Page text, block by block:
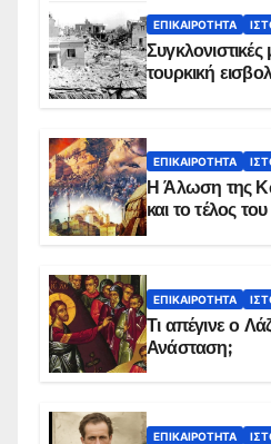
ΕΠΙΚΑΙΡΌΤΗΤΑ
τουρκική
ΕΠΙΚΑΙΡΌΤΗΤΑ
Η Άλωση της
και το τέλος
ΕΠΙΚΑΙΡΌΤΗΤΑ
Τι απέγινε ο
Ανάσταση;
ΕΠΙΚΑΙΡΌΤΗΤΑ